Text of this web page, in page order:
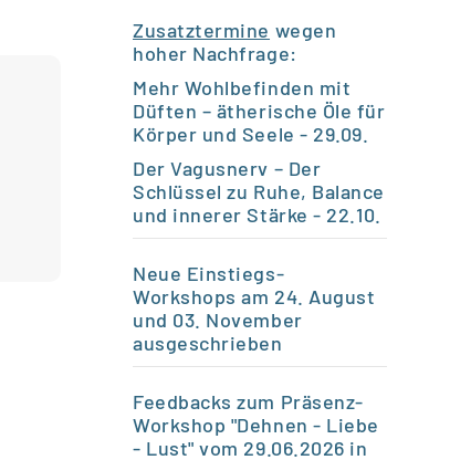
Zusatztermine wegen
hoher Nachfrage:
Mehr Wohlbefinden mit
Düften – ätherische Öle für
Körper und Seele - 29.09.
Der Vagusnerv – Der
Schlüssel zu Ruhe, Balance
und innerer Stärke - 22.10.
Neue Einstiegs-
Workshops am 24. August
und 03. November
ausgeschrieben
Feedbacks zum Präsenz-
Workshop "Dehnen - Liebe
- Lust" vom 29.06.2026 in